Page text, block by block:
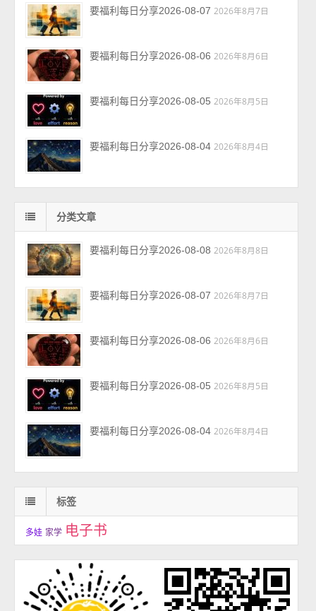
要福利每日分享2026-08-07 2026年8月7日
要福利每日分享2026-08-06 2026年8月6日
要福利每日分享2026-08-05 2026年8月5日
要福利每日分享2026-08-04 2026年8月4日
分类文章
要福利每日分享2026-08-08 2026年8月8日
要福利每日分享2026-08-07 2026年8月7日
要福利每日分享2026-08-06 2026年8月6日
要福利每日分享2026-08-05 2026年8月5日
要福利每日分享2026-08-04 2026年8月4日
标签
多娃 家学 电子书